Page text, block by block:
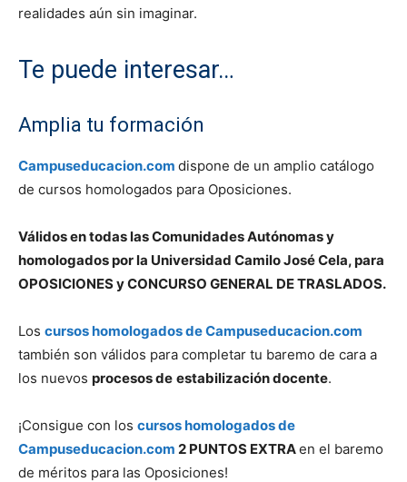
realidades aún sin imaginar.
Te puede interesar…
Amplia tu formación
Campuseducacion.com dispone de un amplio catálogo
de cursos homologados para Oposiciones.
Válidos en todas las Comunidades Autónomas y
homologados por la Universidad Camilo José Cela, para
OPOSICIONES y CONCURSO GENERAL DE TRASLADOS.
Los cursos homologados de Campuseducacion.com
también son válidos para completar tu baremo de cara a
los nuevos procesos de estabilización docente.
¡Consigue con los cursos homologados de
Campuseducacion.com 2 PUNTOS EXTRAen el baremo
de méritos para las Oposiciones!